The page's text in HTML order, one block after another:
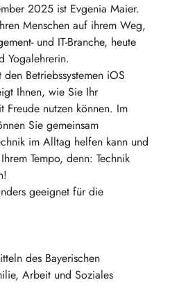
2025 ist Evgenia Maier.
Menschen auf ihrem Weg,
und IT-Branche, heute
Yogalehrerin.
Betriebssystemen iOS
Ihnen, wie Sie Ihr
Freude nutzen können. Im
Sie gemeinsam
im Alltag helfen kann und
Tempo, denn: Technik
geeignet für die
des Bayerischen
Arbeit und Soziales